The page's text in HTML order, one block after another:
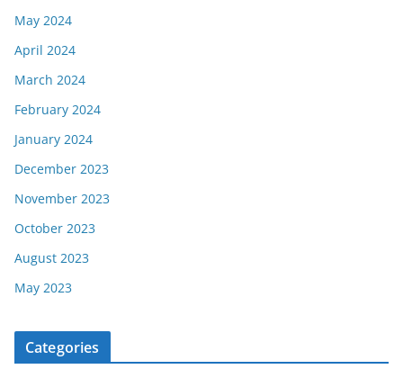
May 2024
April 2024
March 2024
February 2024
January 2024
December 2023
November 2023
October 2023
August 2023
May 2023
Categories